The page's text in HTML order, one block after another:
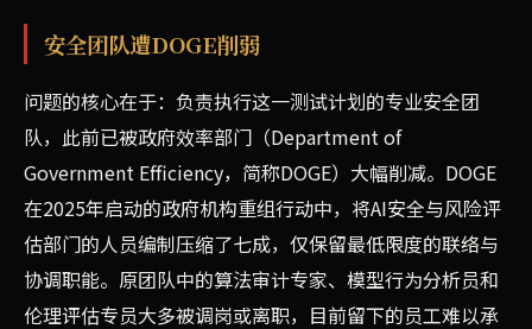
安全团队遭DOGE削弱
问题的核心在于：负责执行这一测试计划的专业安全团
队，此前已被政府效率部门（Department of
Government Efficiency，简称DOGE）大幅削减。DOGE
在2025年启动的政府机构重组行动中，将AI安全与风险评
估部门的人员编制压缩了七成，仅保留最低限度的联络与
协调职能。原团队中的算法审计专家、模型行为分析员和
伦理评估专员大多被调岗或离职，目前留下的员工难以承